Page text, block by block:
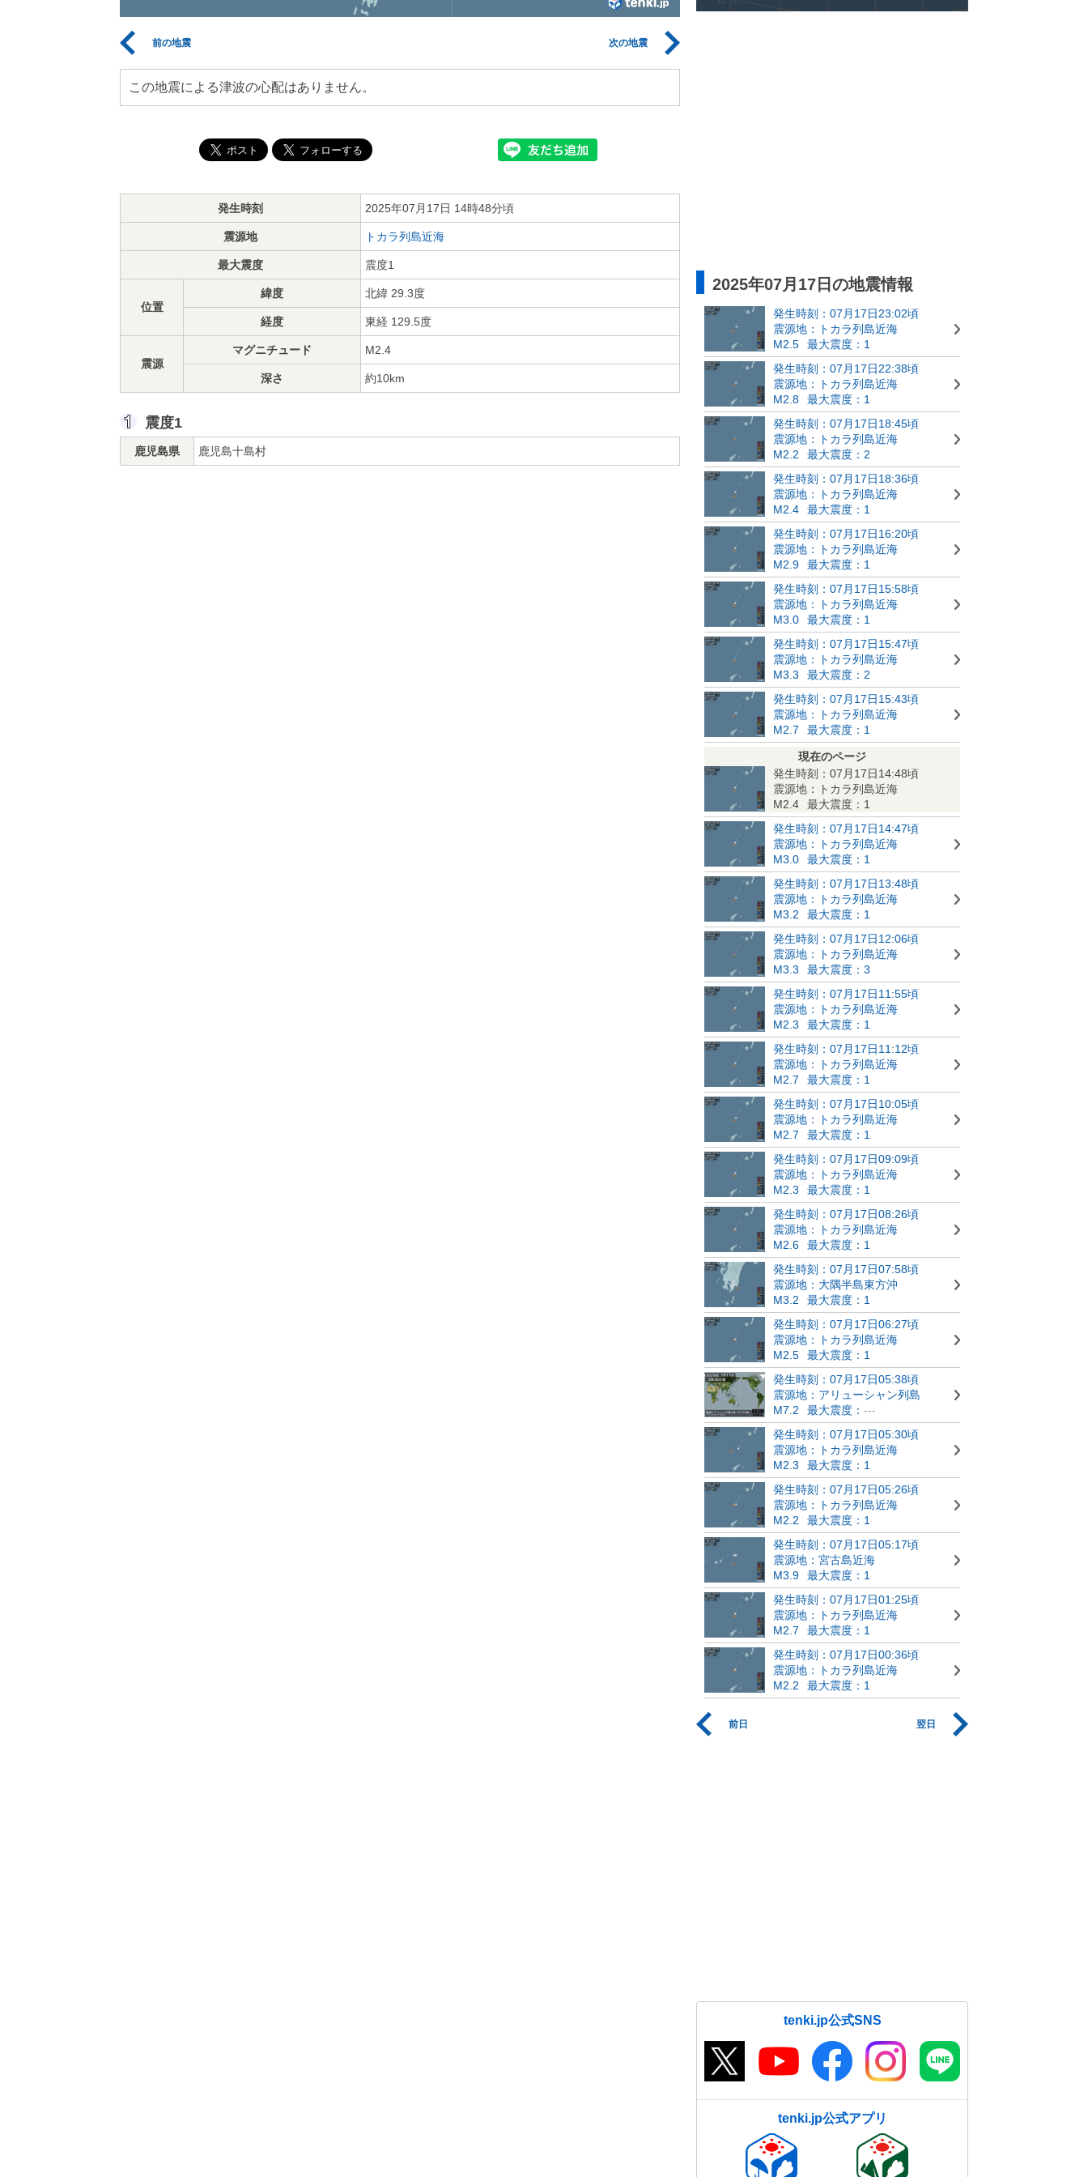
前の地震 次の地震
この地震による津波の心配はありません。
発生時刻 2025年07月17日 14時48分頃
震源地 トカラ列島近海
最大震度 震度1
位置
緯度 北緯 29.3度
経度 東経 129.5度
震源
マグニチュード M2.4
深さ 約10km
震度1
鹿児島県 鹿児島十島村
2025年07月17日の地震情報
発生時刻：07月17日23:02頃
震源地：トカラ列島近海
M2.5
最大震度：1
発生時刻：07月17日22:38頃
震源地：トカラ列島近海
M2.8
最大震度：1
発生時刻：07月17日18:45頃
震源地：トカラ列島近海
M2.2
最大震度：2
発生時刻：07月17日18:36頃
震源地：トカラ列島近海
M2.4
最大震度：1
発生時刻：07月17日16:20頃
震源地：トカラ列島近海
M2.9
最大震度：1
発生時刻：07月17日15:58頃
震源地：トカラ列島近海
M3.0
最大震度：1
発生時刻：07月17日15:47頃
震源地：トカラ列島近海
M3.3
最大震度：2
発生時刻：07月17日15:43頃
震源地：トカラ列島近海
M2.7
最大震度：1
現在のページ
発生時刻：07月17日14:48頃
震源地：トカラ列島近海
M2.4
最大震度：1
発生時刻：07月17日14:47頃
震源地：トカラ列島近海
M3.0
最大震度：1
発生時刻：07月17日13:48頃
震源地：トカラ列島近海
M3.2
最大震度：1
発生時刻：07月17日12:06頃
震源地：トカラ列島近海
M3.3
最大震度：3
発生時刻：07月17日11:55頃
震源地：トカラ列島近海
M2.3
最大震度：1
発生時刻：07月17日11:12頃
震源地：トカラ列島近海
M2.7
最大震度：1
発生時刻：07月17日10:05頃
震源地：トカラ列島近海
M2.7
最大震度：1
発生時刻：07月17日09:09頃
震源地：トカラ列島近海
M2.3
最大震度：1
発生時刻：07月17日08:26頃
震源地：トカラ列島近海
M2.6
最大震度：1
発生時刻：07月17日07:58頃
震源地：大隅半島東方沖
M3.2
最大震度：1
発生時刻：07月17日06:27頃
震源地：トカラ列島近海
M2.5
最大震度：1
発生時刻：07月17日05:38頃
震源地：アリューシャン列島
M7.2
最大震度： ---
発生時刻：07月17日05:30頃
震源地：トカラ列島近海
M2.3
最大震度：1
発生時刻：07月17日05:26頃
震源地：トカラ列島近海
M2.2
最大震度：1
発生時刻：07月17日05:17頃
震源地：宮古島近海
M3.9
最大震度：1
発生時刻：07月17日01:25頃
震源地：トカラ列島近海
M2.7
最大震度：1
発生時刻：07月17日00:36頃
震源地：トカラ列島近海
M2.2
最大震度：1
前日 翌日
tenki.jp公式SNS
tenki.jp公式アプリ